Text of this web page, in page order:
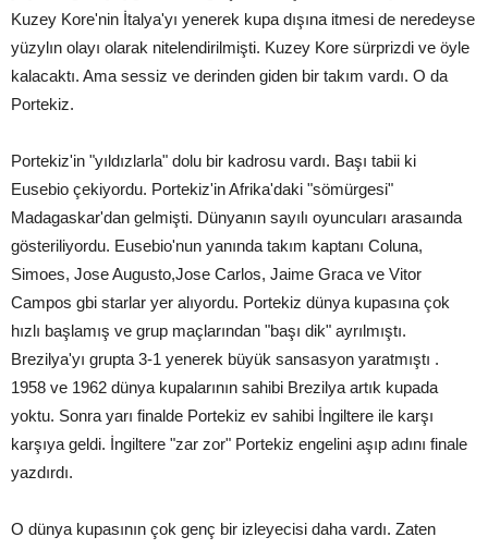
Kuzey Kore'nin İtalya'yı yenerek kupa dışına itmesi de neredeyse
yüzylın olayı olarak nitelendirilmişti. Kuzey Kore sürprizdi ve öyle
kalacaktı. Ama sessiz ve derinden giden bir takım vardı. O da
Portekiz.
Portekiz'in "yıldızlarla" dolu bir kadrosu vardı. Başı tabii ki
Eusebio çekiyordu. Portekiz'in Afrika'daki "sömürgesi"
Madagaskar'dan gelmişti. Dünyanın sayılı oyuncuları arasaında
gösteriliyordu. Eusebio'nun yanında takım kaptanı Coluna,
Simoes, Jose Augusto,Jose Carlos, Jaime Graca ve Vitor
Campos gbi starlar yer alıyordu. Portekiz dünya kupasına çok
hızlı başlamış ve grup maçlarından "başı dik" ayrılmıştı.
Brezilya'yı grupta 3-1 yenerek büyük sansasyon yaratmıştı .
1958 ve 1962 dünya kupalarının sahibi Brezilya artık kupada
yoktu. Sonra yarı finalde Portekiz ev sahibi İngiltere ile karşı
karşıya geldi. İngiltere "zar zor" Portekiz engelini aşıp adını finale
yazdırdı.
O dünya kupasının çok genç bir izleyecisi daha vardı. Zaten